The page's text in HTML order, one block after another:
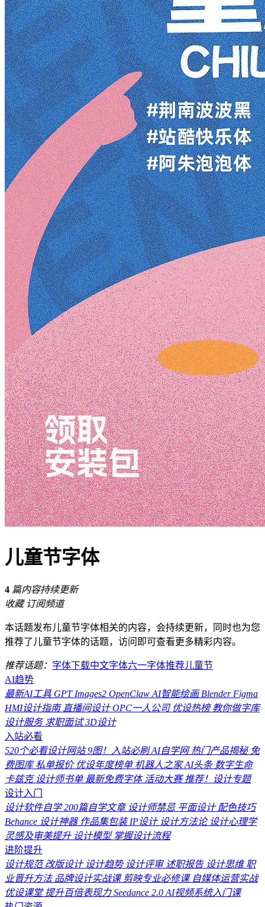
儿童节字体
4 篇内容持续更新
收藏 订阅频道
本话题发布儿童节字体相关的内容，会持续更新，同时也为您
推荐了儿童节字体的话题，访问即可查看更多精彩内容。
推荐话题： 字体下载中文字体六一字体推荐儿童节
AI趋势
最新AI工具 GPT Images2 OpenClaw AI智能绘画BlenderFigma
HMI设计指南直播间设计OPC一人公司优设热榜教你做字库
设计服务求职面试3D设计
入站必看
520个必看设计网站9图！入站必刷AI自学网热门产品揭秘免
费图库私单报价优设年度榜单机器人之家AI头条数字生命
卡兹克设计师书单最新免费字体活动大赛推荐！设计专题
设计入门
设计软件自学200篇自学文章设计师禁忌平面设计配色技巧
Behance 设计神器作品集包装IP设计设计方法论设计心理学
灵感及审美提升设计模型掌握设计流程
进阶提升
设计规范改版设计设计趋势设计评审述职报告设计思维职
业晋升方法品牌设计实战课剪映专业必修课自媒体运营实战
优设课堂提升百倍表现力Seedance 2.0 AI视频系统入门课